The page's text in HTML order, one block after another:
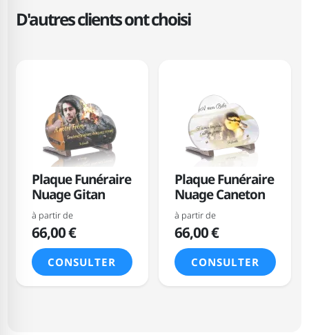
D'autres clients ont choisi
Plaque Funéraire
Nuage Gitan
à partir de
66,00 €
CONSULTER
Plaque Funéraire
Nuage Caneton
à partir de
66,00 €
CONSULTER